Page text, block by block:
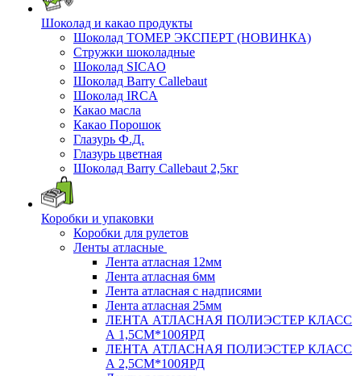
Шоколад и какао продукты
Шоколад ТОМЕР ЭКСПЕРТ (НОВИНКА)
Стружки шоколадные
Шоколад SICAO
Шоколад Barry Callebaut
Шоколад IRCA
Какао масла
Какао Порошок
Глазурь Ф.Д.
Глазурь цветная
Шоколад Barry Callebaut 2,5кг
Коробки и упаковки
Коробки для рулетов
Ленты атласные
Лента атласная 12мм
Лента атласная 6мм
Лента атласная с надписями
Лента атласная 25мм
ЛЕНТА АТЛАСНАЯ ПОЛИЭСТЕР КЛАСС
А 1,5СМ*100ЯРД
ЛЕНТА АТЛАСНАЯ ПОЛИЭСТЕР КЛАСС
А 2,5СМ*100ЯРД